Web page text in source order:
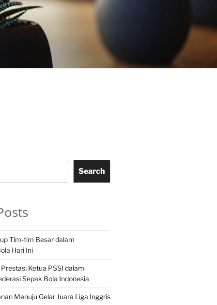
Search
Tim-tim Besar dalam
Hari Ini
Ketua PSSI dalam
Sepak Bola Indonesia
Menuju Gelar Juara Liga Inggris